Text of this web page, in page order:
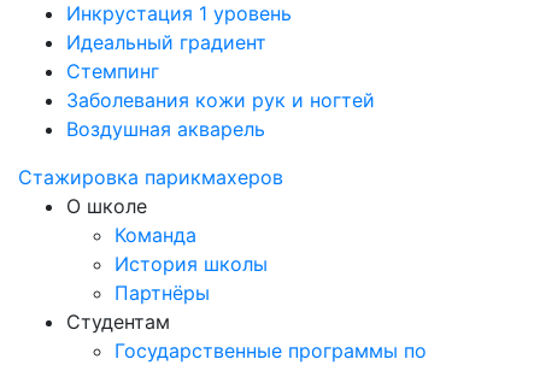
Инкрустация 1 уровень
Идеальный градиент
Стемпинг
Заболевания кожи рук и ногтей
Воздушная акварель
Стажировка парикмахеров
О школе
Команда
История школы
Партнёры
Студентам
Государственные программы по